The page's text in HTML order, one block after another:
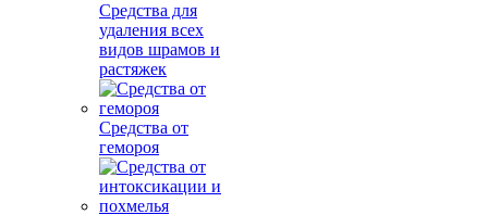
Средства для
удаления всех
видов шрамов и
растяжек
Средства от
гемороя